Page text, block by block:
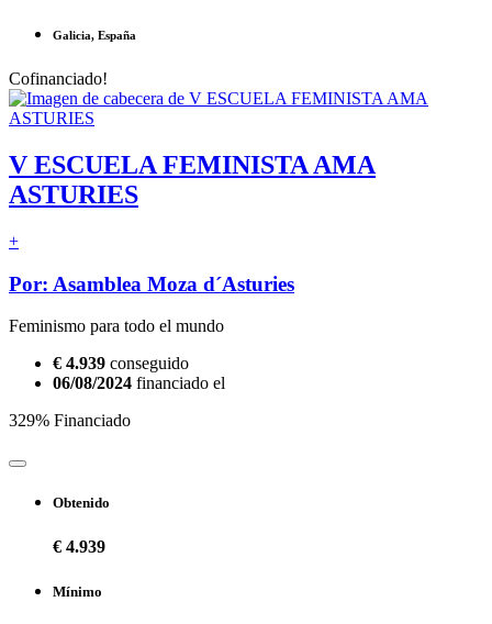
Galicia, España
Cofinanciado!
V ESCUELA FEMINISTA AMA
ASTURIES
+
Por: Asamblea Moza d´Asturies
Feminismo para todo el mundo
€ 4.939 conseguido
06/08/2024 financiado el
329% Financiado
Obtenido
€ 4.939
Mínimo